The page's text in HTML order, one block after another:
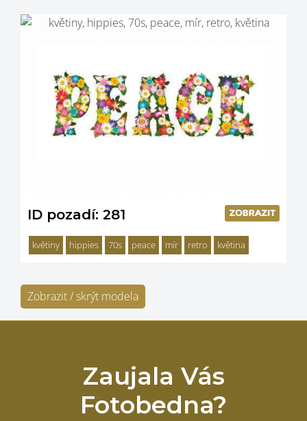
ID pozadí: 281
květiny hippies 70s peace mír retro květina
Zobrazit / skrýt modela
Zaujala Vás
Fotobedna?